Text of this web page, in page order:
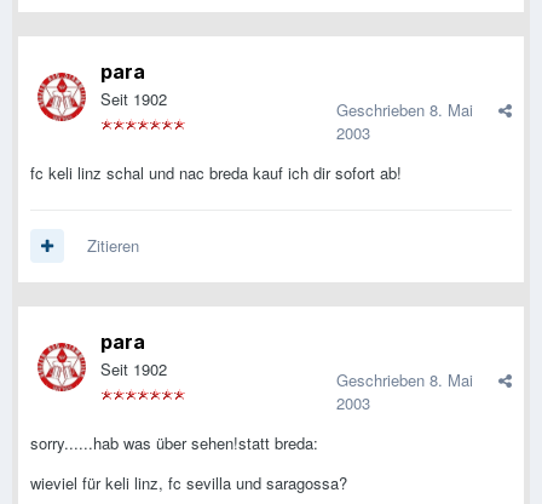
para
Seit 1902 Geschrieben 8. Mai
2003
fc keli linz schal und nac breda kauf ich dir sofort ab!
Zitieren
para
Seit 1902 Geschrieben 8. Mai
2003
sorry......hab was über sehen!statt breda:
wieviel für keli linz, fc sevilla und saragossa?